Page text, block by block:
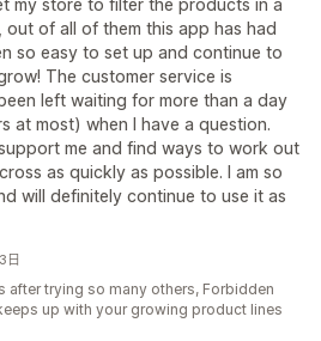
my store to filter the products in a
of all of them this app has had
so easy to set up and continue to
The customer service is
left waiting for more than a day
at most) when I have a question.
me and find ways to work out
as quickly as possible. I am so
will definitely continue to use it as
日
after trying so many others, Forbidden
up with your growing product lines